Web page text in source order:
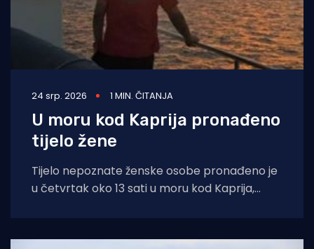
24 srp. 2026 1 MIN. ČITANJA
U moru kod Kaprija pronađeno
tijelo žene
Tijelo nepoznate ženske osobe pronađeno je
u četvrtak oko 13 sati u moru kod Kaprija,